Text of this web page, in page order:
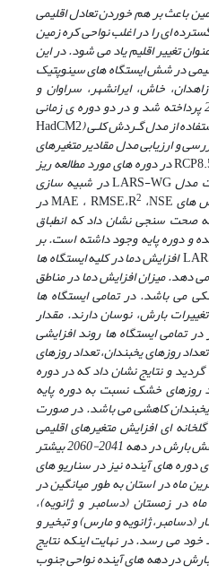
باعث بر هم خوردن تعادل اقلیمی
ای را در اغلب نواحی کره زمین
تغییر اقلیم یاد می شود. در این
در شش ایستگاه های سینوپتیک
خاش، ایرانشهر، سراوان و
چابهار) از سال 1987 لغایت 2019 پرداخته شد و در دو دوره ی زمانی
HadCM2
و ارزیابی مدل مقادیر متغیرهای
در دوره های مورد مطالعه ریز
مدلLARS-WGدر شبیه سازی
های MAE ، RMSE،R2 ،NSE در
صحت سنجی نشان داد که انطباق
و دوره پایه وجود داشته است. بر
افزایش دما در کلیه ایستگاه ها
دهد. میزان افزایش دما در مناطق
می باشد. در تمامی ایستگاه ها
بارش، نوسان دارند. مقدار
تمامی ایستگاه ها روند افزایشی
روزهای یخبندان، تعداد روزهای
و نتایج نشان داد که در دوره
روزهای خشکنسبت به دوره پایه
یخبندان کاهشی می باشد. در صورت
ای افزایش متغیرهای اقلیمی
دمای حداقل و دمای حداکثر و کاهش بارش در دهه 2041-2060 بیشتر
های آینده نیز در سناریو های
ماه در استان به طور میانگین در
در زمستان (دسامبر و ژانویه)،
(دسامبر، ژانویه و مارس) و تبخیر و
می رسد. در نهایت اینکه نتایج
در دهه های آینده نواحی جنوب